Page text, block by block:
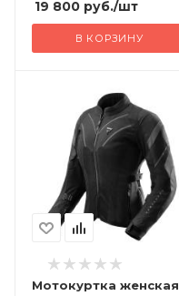
19 800 руб./шт
В КОРЗИНУ
Мотокуртка женская